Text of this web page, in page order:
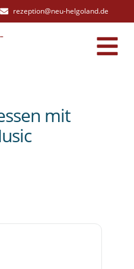
rezeption@neu-helgoland.de
mit